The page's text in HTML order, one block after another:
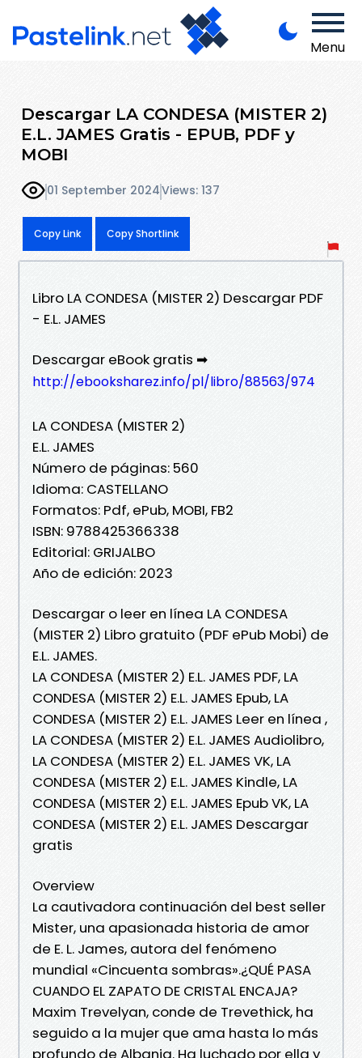
Menu
Descargar LA CONDESA (MISTER 2)
E.L. JAMES Gratis - EPUB, PDF y
MOBI
01 September 2024Views: 137
Copy Link Copy Shortlink
Libro LA CONDESA (MISTER 2) Descargar PDF
- E.L. JAMES
Descargar eBook gratis ➡
http://ebooksharez.info/pl/libro/88563/974
LA CONDESA (MISTER 2)
E.L. JAMES
Número de páginas: 560
Idioma: CASTELLANO
Formatos: Pdf, ePub, MOBI, FB2
ISBN: 9788425366338
Editorial: GRIJALBO
Año de edición: 2023
Descargar o leer en línea LA CONDESA
(MISTER 2) Libro gratuito (PDF ePub Mobi) de
E.L. JAMES.
LA CONDESA (MISTER 2) E.L. JAMES PDF, LA
CONDESA (MISTER 2) E.L. JAMES Epub, LA
CONDESA (MISTER 2) E.L. JAMES Leer en línea ,
LA CONDESA (MISTER 2) E.L. JAMES Audiolibro,
LA CONDESA (MISTER 2) E.L. JAMES VK, LA
CONDESA (MISTER 2) E.L. JAMES Kindle, LA
CONDESA (MISTER 2) E.L. JAMES Epub VK, LA
CONDESA (MISTER 2) E.L. JAMES Descargar
gratis
Overview
La cautivadora continuación del best seller
Mister, una apasionada historia de amor
de E. L. James, autora del fenómeno
mundial «Cincuenta sombras».¿QUÉ PASA
CUANDO EL ZAPATO DE CRISTAL ENCAJA?
Maxim Trevelyan, conde de Trevethick, ha
seguido a la mujer que ama hasta lo más
profundo de Albania. Ha luchado por ella y